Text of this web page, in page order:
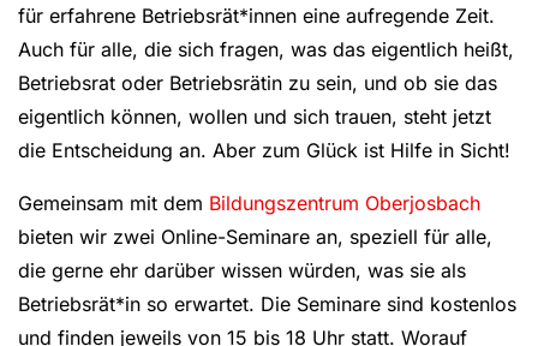
für erfahrene Betriebsrät*innen eine aufregende Zeit.
Auch für alle, die sich fragen, was das eigentlich heißt,
Betriebsrat oder Betriebsrätin zu sein, und ob sie das
eigentlich können, wollen und sich trauen, steht jetzt
die Entscheidung an. Aber zum Glück ist Hilfe in Sicht!
Gemeinsam mit dem Bildungszentrum Oberjosbach
bieten wir zwei Online-Seminare an, speziell für alle,
die gerne ehr darüber wissen würden, was sie als
Betriebsrät*in so erwartet. Die Seminare sind kostenlos
und finden jeweils von 15 bis 18 Uhr statt. Worauf